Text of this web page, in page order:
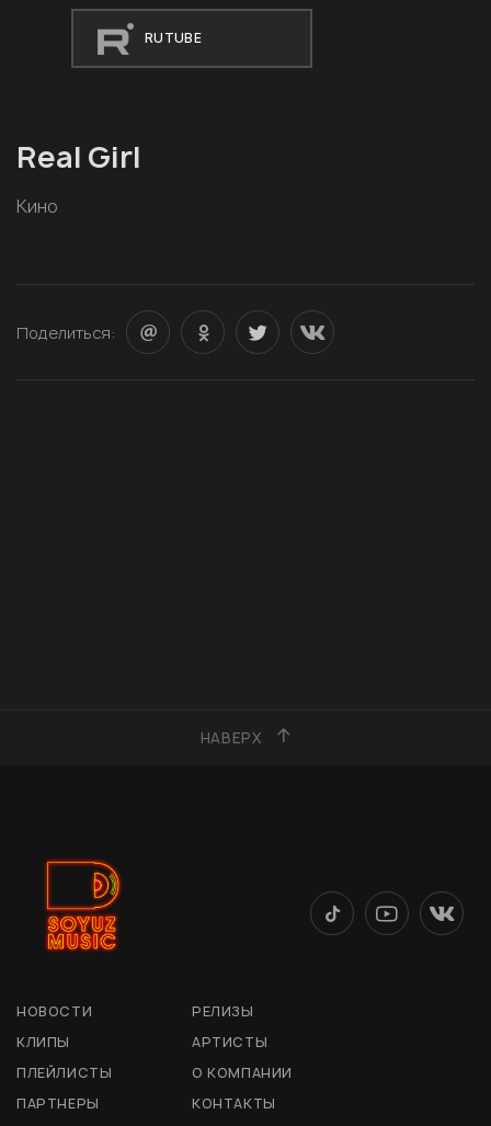
RUTUBE
Real Girl
Кино
Поделиться:
НАВЕРХ
НОВОСТИ
РЕЛИЗЫ
КЛИПЫ
АРТИСТЫ
ПЛЕЙЛИСТЫ
О КОМПАНИИ
ПАРТНЕРЫ
КОНТАКТЫ